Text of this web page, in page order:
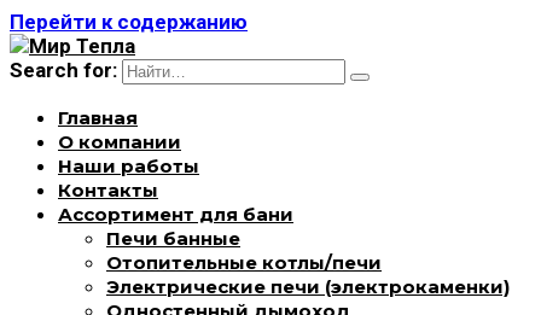
Перейти к содержанию
Search for:
Главная
О компании
Наши работы
Контакты
Ассортимент для бани
Печи банные
Отопительные котлы/печи
Электрические печи (электрокаменки)